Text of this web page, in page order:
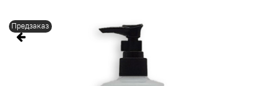
Предзаказ